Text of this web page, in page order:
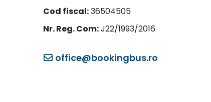
Cod fiscal:36504505
Nr. Reg. Com:J22/1993/2016
office@bookingbus.ro